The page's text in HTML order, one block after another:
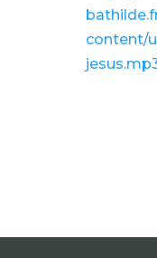
content/